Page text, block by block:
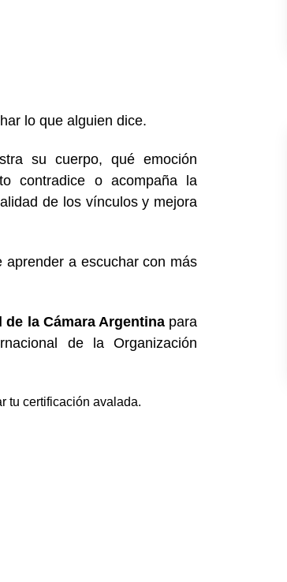
lo que alguien dice.
su cuerpo, qué emoción
contradice o acompaña la
de los vínculos y mejora
a escuchar con más
la Cámara Argentinapara
de la Organización
tu certificación avalada.